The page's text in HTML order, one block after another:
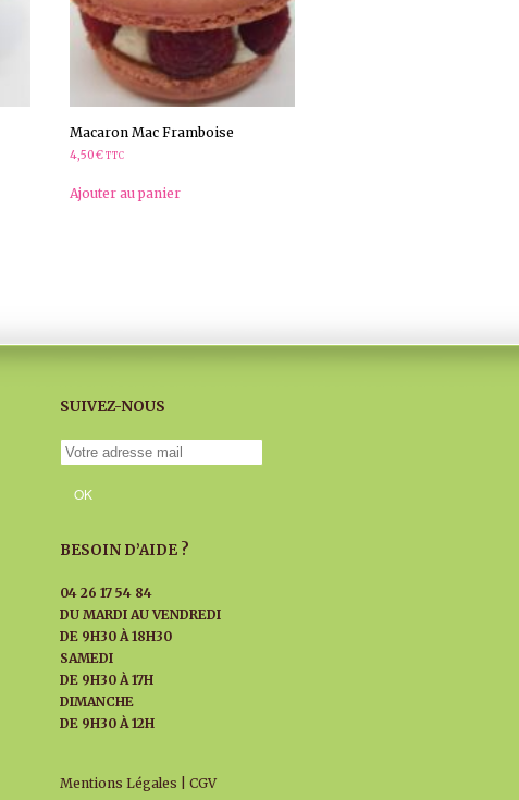
Macaron Mac Framboise
4,50€ TTC
Ajouter au panier
SUIVEZ-NOUS
BESOIN D’AIDE ?
04 26 17 54 84
DU MARDI AUVENDREDI
DE 9H30 À 18H30
SAMEDI
DE 9H30 À 17H
DIMANCHE
DE 9H30 À 12H
Mentions Légales CGV